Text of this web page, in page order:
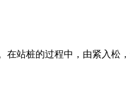
站桩的过程中，由紧入松